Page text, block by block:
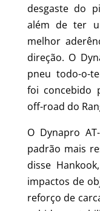
desgaste do
além de ter
melhor
direção. O
pneu todo-o-
foi concebido
off-road do
O Dynapro
padrão mais
disse
impactos de
reforço de